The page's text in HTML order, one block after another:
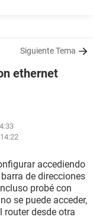
Siguiente Tema
ethernet
accediendo
de direcciones
probé con
se puede acceder,
desde otra